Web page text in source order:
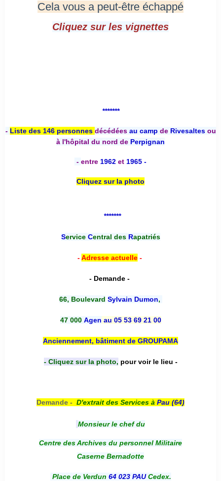
Cela vous a peut-être échappé
Cliquez sur les vignettes
*******
- Liste des 146 personnes décédées au camp deRivesaltesou
à l'hôpital du nord de Perpignan
- entre 1962 et 1965 -
Cliquez sur la photo
*******
Service Central desRapatriés
-Adresse actuelle-
- Demande -
66, Boulevard Sylvain Dumon,
47 000 Agen au 05 53 69 21 00
Anciennement, bâtiment de GROUPAMA
- Cliquez sur la photo, pour voir le lieu -
Demande - D'extrait des Services à Pau (64)
Monsieur le chef du
Centre des Archives du personnel Militaire
Caserne Bernadotte
Place de Verdun 64 023 PAUCedex.